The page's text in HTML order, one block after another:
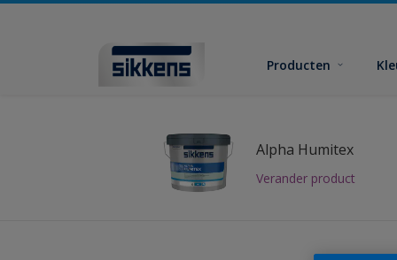
Producten
Alpha Humitex
Verander product